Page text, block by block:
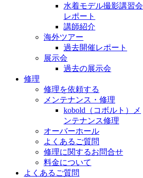
水着モデル撮影講習会
レポート
講師紹介
海外ツアー
過去開催レポート
展示会
過去の展示会
修理
修理を依頼する
メンテナンス・修理
kobold（コボルト）メ
ンテナンス修理
オーバーホール
よくあるご質問
修理に関するお問合せ
料金について
よくあるご質問